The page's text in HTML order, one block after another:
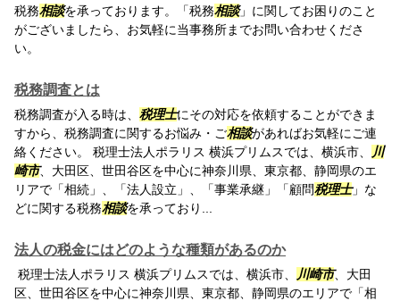
税務相談を承っております。「税務相談」に関してお困りのこと
がございましたら、お気軽に当事務所までお問い合わせくださ
い。
税務調査とは
税務調査が入る時は、 税理士にその対応を依頼することができま
すから、税務調査に関するお悩み・ご相談があればお気軽にご連
絡ください。 税理士法人ポラリス 横浜プリムスでは、横浜市、
川
崎市、大田区、世田谷区を中心に神奈川県、東京都、静岡県のエ
リアで「相続」、「法人設立」、「事業承継」「顧問税理士」な
どに関する税務相談を承っており...
法人の税金にはどのような種類があるのか
税理士法人ポラリス 横浜プリムスでは、横浜市、 川崎市、大田
区、世田谷区を中心に神奈川県、東京都、静岡県のエリアで「相